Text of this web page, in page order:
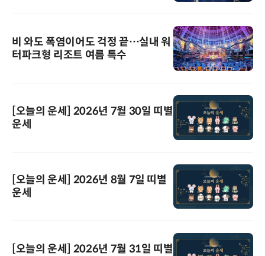
비 와도 폭염이어도 걱정 끝…실내 워
터파크형 리조트 여름 특수
[오늘의 운세] 2026년 7월 30일 띠별
운세
[오늘의 운세] 2026년 8월 7일 띠별
운세
[오늘의 운세] 2026년 7월 31일 띠별